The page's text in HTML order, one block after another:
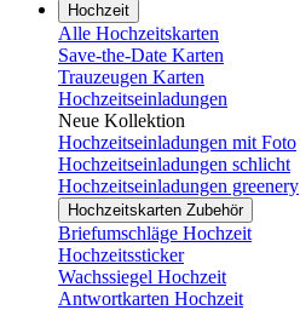
Hochzeit
Alle Hochzeitskarten
Save-the-Date Karten
Trauzeugen Karten
Hochzeitseinladungen
Neue Kollektion
Hochzeitseinladungen mit Foto
Hochzeitseinladungen schlicht
Hochzeitseinladungen greenery
Hochzeitskarten Zubehör
Briefumschläge Hochzeit
Hochzeitssticker
Wachssiegel Hochzeit
Antwortkarten Hochzeit